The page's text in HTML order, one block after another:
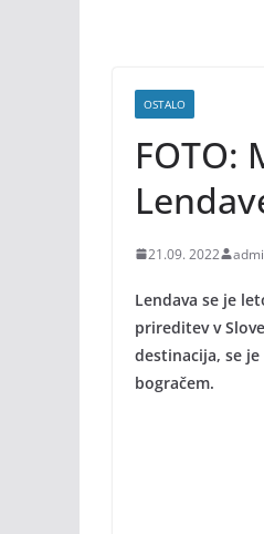
OSTALO
FOTO:
21.09. 2022
Lendava se je
prireditev v
destinacija, se
bogračem.